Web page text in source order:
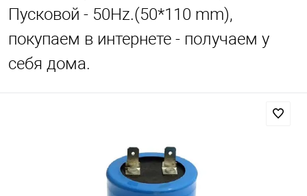
Пусковой - 50Hz.(50*110 mm),
покупаем в интернете - получаем у
себя дома.